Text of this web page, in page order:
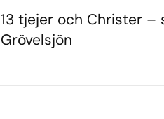
13 tjejer och Christer –
Grövelsjön